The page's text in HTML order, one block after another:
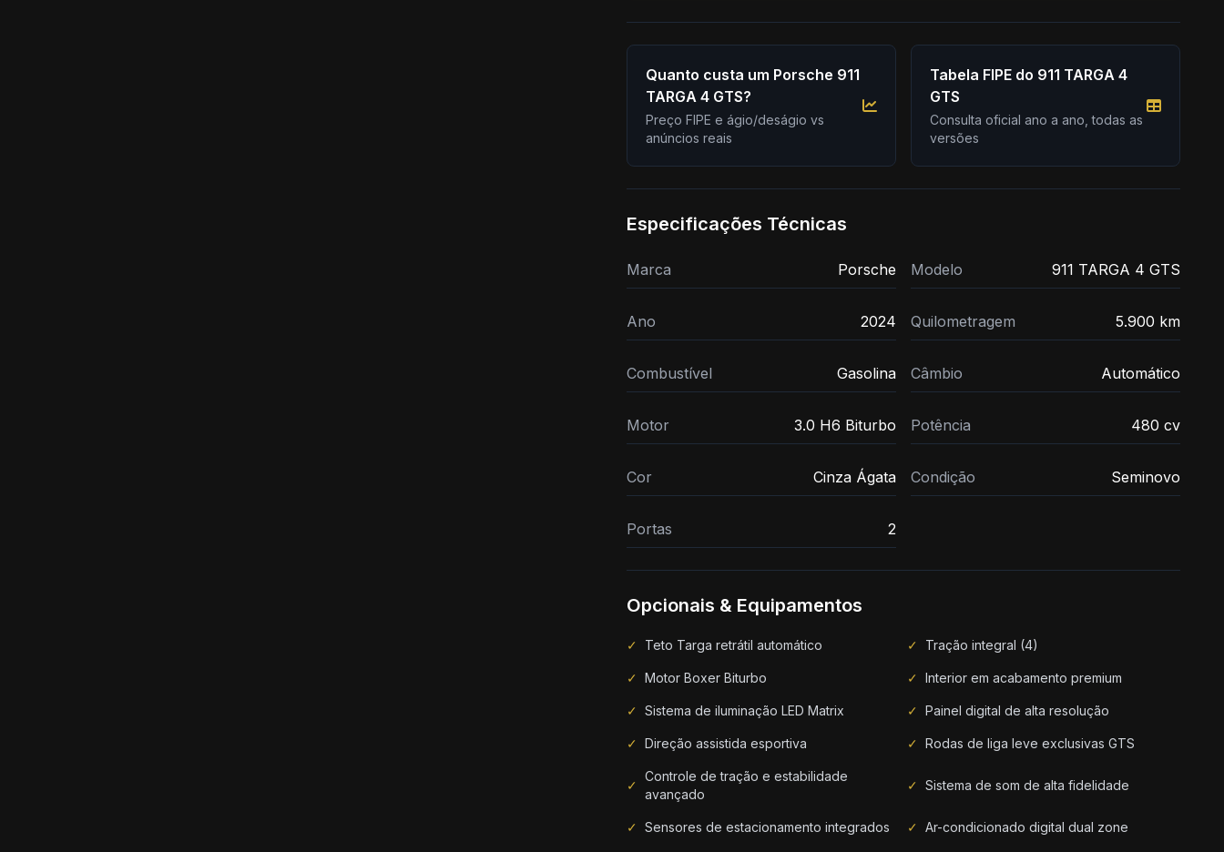
Quanto custa um Porsche 911
TARGA 4 GTS?
Preço FIPE e ágio/deságio vs
anúncios reais
Tabela FIPE do 911 TARGA 4
GTS
Consulta oficial ano a ano, todas as
versões
Especificações Técnicas
Marca Porsche Modelo 911 TARGA 4 GTS
Ano 2024 Quilometragem 5.900 km
Combustível Gasolina Câmbio Automático
Motor 3.0 H6 Biturbo Potência 480 cv
Cor Cinza Ágata Condição Seminovo
Portas 2
Opcionais & Equipamentos
✓ Teto Targa retrátil automático ✓ Tração integral (4)
✓ Motor Boxer Biturbo ✓ Interior em acabamento premium
✓ Sistema de iluminação LED Matrix ✓ Painel digital de alta resolução
✓ Direção assistida esportiva ✓ Rodas de liga leve exclusivas GTS
✓
Controle de tração e estabilidade
avançado
✓ Sistema de som de alta fidelidade
✓ Sensores de estacionamento integrados ✓ Ar-condicionado digital dual zone